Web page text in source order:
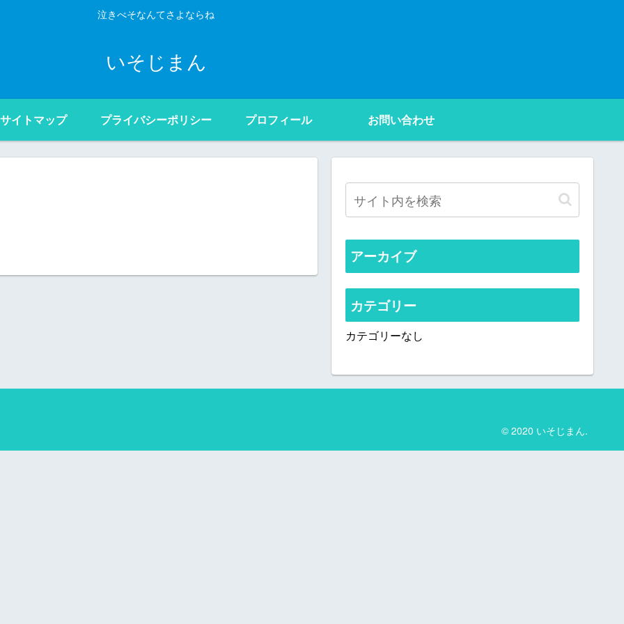
泣きべそなんてさよならね
いそじまん
サイトマップ プライバシーポリシー プロフィール お問い合わせ
アーカイブ
カテゴリー
カテゴリーなし
© 2020 いそじまん.